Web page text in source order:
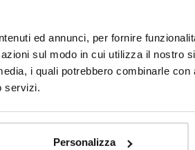
ed annunci, per fornire
sul modo in cui utilizza il nostro
i quali potrebbero combinarle
servizi.
Personalizza
s&s l1 executive d 8p.ti